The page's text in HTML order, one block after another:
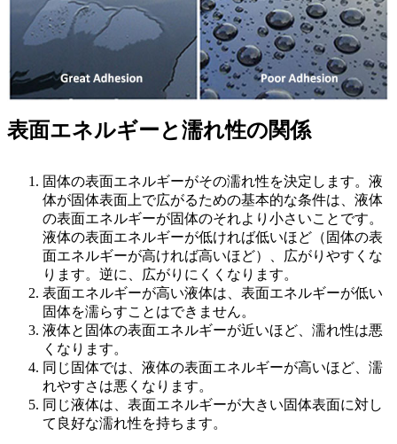
表面エネルギーと濡れ性の関係
固体の表面エネルギーがその濡れ性を決定します。液
体が固体表面上で広がるための基本的な条件は、液体
の表面エネルギーが固体のそれより小さいことです。
液体の表面エネルギーが低ければ低いほど（固体の表
面エネルギーが高ければ高いほど）、広がりやすくな
ります。逆に、広がりにくくなります。
表面エネルギーが高い液体は、表面エネルギーが低い
固体を濡らすことはできません。
液体と固体の表面エネルギーが近いほど、濡れ性は悪
くなります。
同じ固体では、液体の表面エネルギーが高いほど、濡
れやすさは悪くなります。
同じ液体は、表面エネルギーが大きい固体表面に対し
て良好な濡れ性を持ちます。